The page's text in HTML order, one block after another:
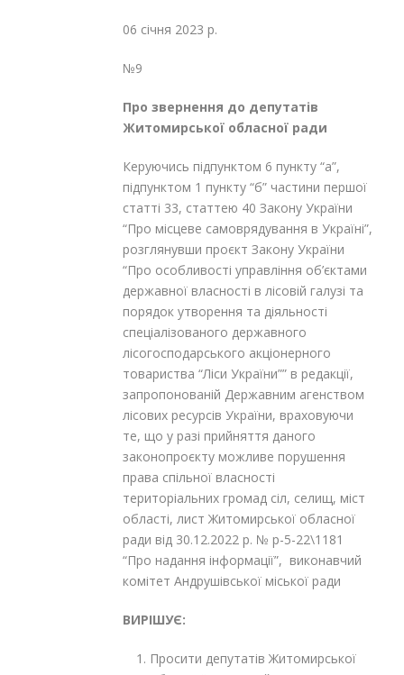
06 січня 2023 р.
№9
Про звернення до депутатів
Житомирської обласної ради
Керуючись підпунктом 6 пункту “а”,
підпунктом 1 пункту “б” частини першої
статті 33, статтею 40 Закону України
“Про місцеве самоврядування в Україні”,
розглянувши проєкт Закону України
“Про особливості управління об’єктами
державної власності в лісовій галузі та
порядок утворення та діяльності
спеціалізованого державного
лісогосподарського акціонерного
товариства “Ліси України”” в редакції,
запропонованій Державним агенством
лісових ресурсів України, враховуючи
те, що у разі прийняття даного
законопроєкту можливе порушення
права спільної власності
територіальних громад сіл, селищ, міст
області, лист Житомирської обласної
ради від 30.12.2022 р. № р-5-22\1181
“Про надання інформації”, виконавчий
комітет Андрушівської міської ради
ВИРІШУЄ:
Просити депутатів Житомирської